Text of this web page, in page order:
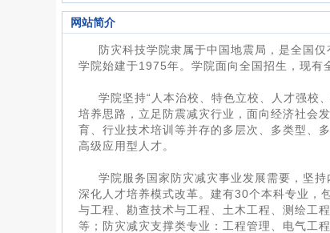
网站简介
防灾科技学院隶属于中国地震局，是全国
学院始建于1975年。学院面向全国招生，现有
学院坚持“人本治校、特色立校、人才强校
培养思路，立足防震减灾行业，面向经济社会
育、行业技术培训等并存的多层次、多类型、
高级应用型人才。
学院服务国家防灾减灾事业发展需要，坚
深化人才培养模式改革。建有30个本科专业，
与工程、勘查技术与工程、土木工程、测绘工
等；防灾减灾支撑类专业：工程管理、电气工